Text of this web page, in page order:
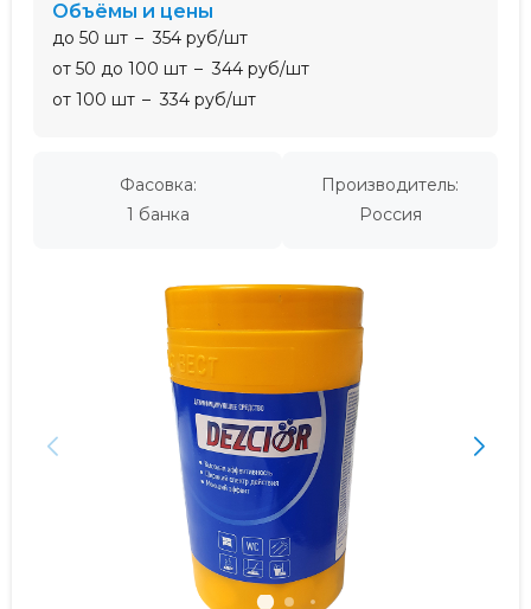
Фасовка:
1 банка
Производитель:
Россия
Объёмы и цены
до 50 шт
354 руб/шт
от 50 до 100 шт
344 руб/шт
от 100 шт
334 руб/шт